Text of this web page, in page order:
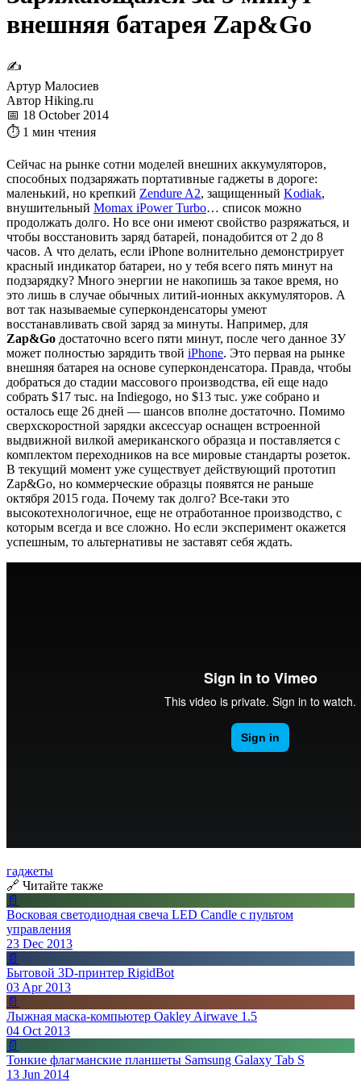
внешняя батарея Zap&Go
✍
Артур Малосиев
Автор Hiking.ru
📅 18 October 2014
⏱ 1 мин чтения
Сейчас на рынке сотни моделей внешних аккумуляторов,
способных подзаряжать портативные гаджеты в дороге:
маленький, но крепкий Zendure A2, защищенный Kodiak,
внушительный Momax iPower Turbo… список можно
продолжать долго. Но все они имеют свойство разряжаться, и
чтобы восстановить заряд батарей, понадобится от 2 до 8
часов. А что делать, если iPhone волнительно демонстрирует
красный индикатор батареи, но у тебя всего пять минут на
подзарядку? Много энергии не накопишь за такое время, но
это лишь в случае обычных литий-ионных аккумуляторов. А
вот так называемые суперконденсаторы умеют
восстанавливать свой заряд за минуты. Например, для
Zap&Go достаточно всего пяти минут, после чего данное ЗУ
может полностью зарядить твой iPhone. Это первая на рынке
внешняя батарея на основе суперконденсатора. Правда, чтобы
добраться до стадии массового производства, ей еще надо
собрать $17 тыс. на Indiegogo, но $13 тыс. уже собрано и
осталось еще 26 дней — шансов вполне достаточно. Помимо
сверхскоростной зарядки аксессуар оснащен встроенной
выдвижной вилкой американского образца и поставляется с
комплектом переходников на все мировые стандарты розеток.
В текущий момент уже существует действующий прототип
Zap&Go, но коммерческие образцы появятся не раньше
октября 2015 года. Почему так долго? Все-таки это
высокотехнологичное, еще не отработанное производство, с
которым всегда и все сложно. Но если эксперимент окажется
успешным, то альтернативы не заставят себя ждать.
гаджеты
🔗 Читайте также
📄
Восковая светодиодная свеча LED Candle с пультом
управления
23 Dec 2013
📄
Бытовой 3D-принтер RigidBot
03 Apr 2013
📄
Лыжная маска-компьютер Oakley Airwave 1.5
04 Oct 2013
📄
Тонкие флагманские планшеты Samsung Galaxy Tab S
13 Jun 2014